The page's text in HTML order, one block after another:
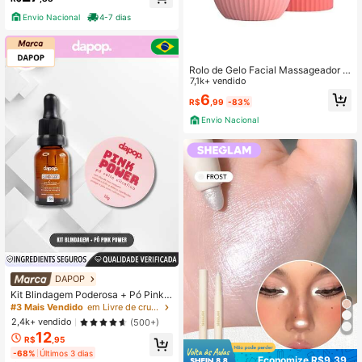
Envio Nacional
4-7 dias
DAPOP
Kit Blindagem Poderosa + Pó Pink
Power - Dapop Festa Junina
#3 Mais Vendido
em Livre de crueldade Primer
2,4k+ vendido
(500+)
R$12,95
-68% Últimos 3 dias
Rolo de Gelo Facial Massageador S
kincare Reduz Inchaço Olheiras Lift
ing Natural Revitaliza a Pele
7,1k+ vendido
R$6 ,99 -83%
Envio Nacional